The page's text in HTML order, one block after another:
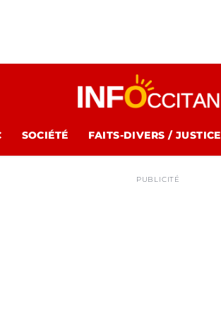
SOCIÉTÉ FAITS-DIVERS / JUSTICE
PUBLICITÉ